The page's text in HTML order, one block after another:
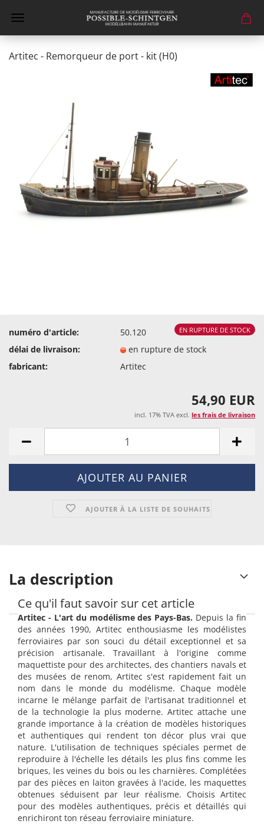
Artitec - Remorqueur de port - kit (H0)
EN RUPTURE DE STOCK
numéro d'article:
50.120
délai de livraison:
en rupture de stock
fabricant:
Artitec
54,90 EUR
incl. 17% TVA excl. les frais de livraison
AJOUTER À LA LISTE DE SOUHAITS
La description
Ce qu'il faut savoir sur cet article
Artitec - L'art du modélisme des Pays-Bas. Depuis la fin
des années 1990, Artitec enthousiasme les modélistes
ferroviaires par son souci du détail exceptionnel et sa
précision artisanale. Travaillant à l'origine comme
maquettiste pour des architectes, des chantiers navals et
des musées de renom, Artitec s'est rapidement fait un
nom dans le monde du modélisme. Chaque modèle
incarne le mélange parfait de l'artisanat traditionnel et
de la technologie la plus moderne. Artitec attache une
grande importance à la création de modèles historiques
et authentiques qui rendent ton décor plus vrai que
nature. L'utilisation de techniques spéciales permet de
reproduire à l'échelle les détails les plus fins comme les
briques, les veines du bois ou les charnières. Complétées
par des pièces en laiton gravées à l'acide, les maquettes
obtenues séduisent par leur réalisme. Choisis Artitec
pour des modèles authentiques, précis et détaillés qui
enrichiront ton réseau ferroviaire miniature.